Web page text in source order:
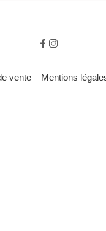
vente – Mentions